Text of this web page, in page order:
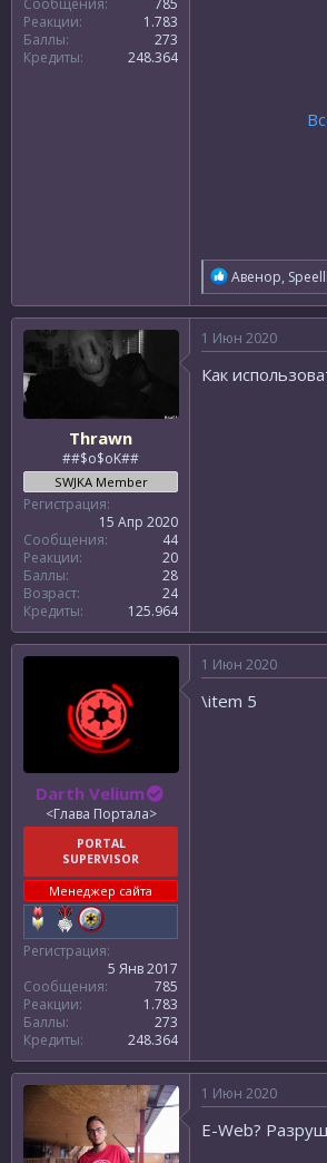
Реакции
1.783
Баллы
273
Кредиты
248.364
Р
е
а
ц
и
Авенор,
Thrawn
##$o$oK##
SWJKA Member
Регистрация
15 Апр 2020
Сообщения
44
Реакции
20
Баллы
28
Возраст
24
Кредиты
125.964
1 Июн 2020
Как
Darth Velium
<Глава Портала>
PORTAL
SUPERVISOR
Менеджер сайта
Регистрация
5 Янв 2017
Сообщения
785
Реакции
1.783
Баллы
273
Кредиты
248.364
1 Июн 2020
\item 5
1 Июн 2020
E-Web?